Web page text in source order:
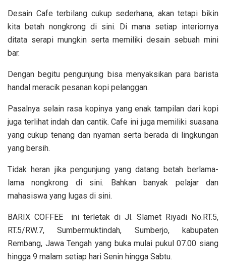
Desain Cafe terbilang cukup sederhana, akan tetapi bikin
kita betah nongkrong di sini. Di mana setiap interiornya
ditata serapi mungkin serta memiliki desain sebuah mini
bar.
Dengan begitu pengunjung bisa menyaksikan para barista
handal meracik pesanan kopi pelanggan.
Pasalnya selain rasa kopinya yang enak tampilan dari kopi
juga terlihat indah dan cantik. Cafe ini juga memiliki suasana
yang cukup tenang dan nyaman serta berada di lingkungan
yang bersih.
Tidak heran jika pengunjung yang datang betah berlama-
lama nongkrong di sini. Bahkan banyak pelajar dan
mahasiswa yang lugas di sini.
BARIX COFFEE ini terletak di Jl. Slamet Riyadi No.RT.5,
RT.5/RW.7, Sumbermuktindah, Sumberjo, kabupaten
Rembang, Jawa Tengah yang buka mulai pukul 07.00 siang
hingga 9 malam setiap hari Senin hingga Sabtu.